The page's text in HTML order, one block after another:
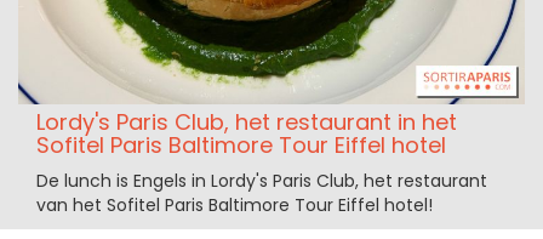
Lordy's Paris Club, het restaurant in het
Sofitel Paris Baltimore Tour Eiffel hotel
De lunch is Engels in Lordy's Paris Club, het restaurant
van het Sofitel Paris Baltimore Tour Eiffel hotel!